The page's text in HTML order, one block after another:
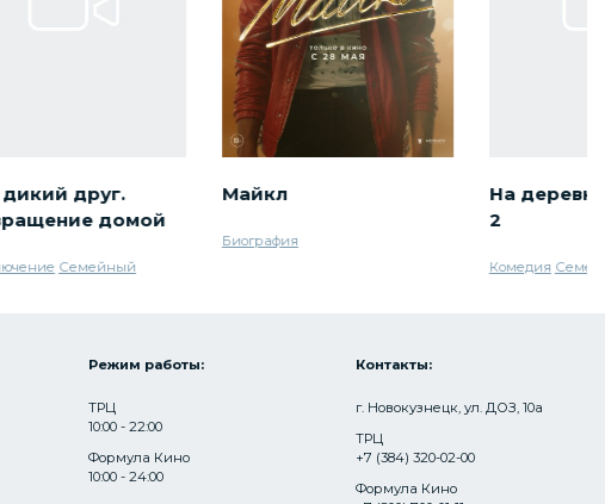
друг.
домой
Семейный
Майкл
Биография
На
2
Комедия
Режим работы:
ТРЦ
10:00 - 22:00
Формула Кино
10:00 - 24:00
Контакты:
г. Новокузнецк, ул. ДОЗ, 10а
ТРЦ
+7 (384) 320-02-00
Формула Кино